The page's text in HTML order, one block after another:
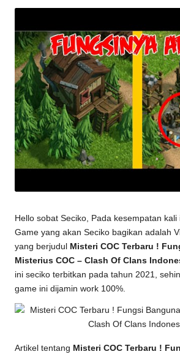
Hello sobat Seciko, Pada kesempatan kali
Game yang akan Seciko bagikan adalah
yang berjudul
Misteri COC Terbaru !
Misterius COC – Clash Of Clans
ini seciko terbitkan pada tahun 2021,
game ini dijamin work 100%.
Artikel tentang Misteri COC Terbaru !